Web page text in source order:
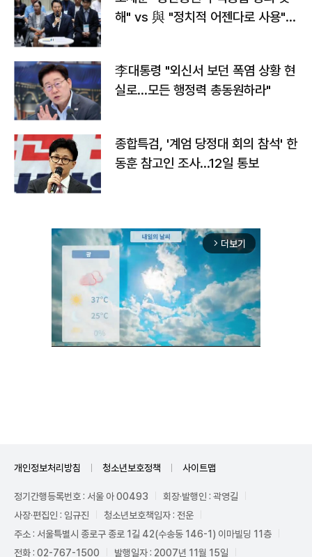
해" vs 與 "정치적 어젠다로 사용"
李대통령 "외신서 보던 폭염 상황 현
실로…모든 행정력 총동원하라"
종합특검, '계엄 당정대 회의 참석' 한
동훈 참고인 조사...12일 통보
arrow_forward_ios 더보기
개인정보처리방침 청소년보호정책 사이트맵
정기간행등록번호 : 서울 아 00493
회장·발행인 : 곽영길
사장·편집인 : 임규진
청소년보호책임자 : 전운
주소 : 서울특별시 종로구 종로 1길 42(수송동 146-1) 이마빌딩 11층
전화 : 02-767-1500
발행일자 : 2007년 11월 15일